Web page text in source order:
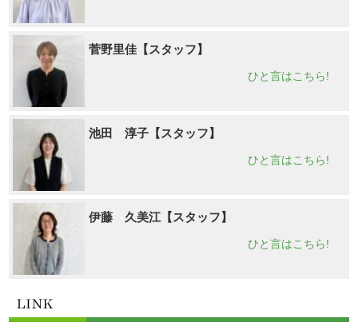
菅野里佳【スタッフ】
ひと言はこちら!
池田 淳子【スタッフ】
ひと言はこちら!
伊藤 久美江【スタッフ】
ひと言はこちら!